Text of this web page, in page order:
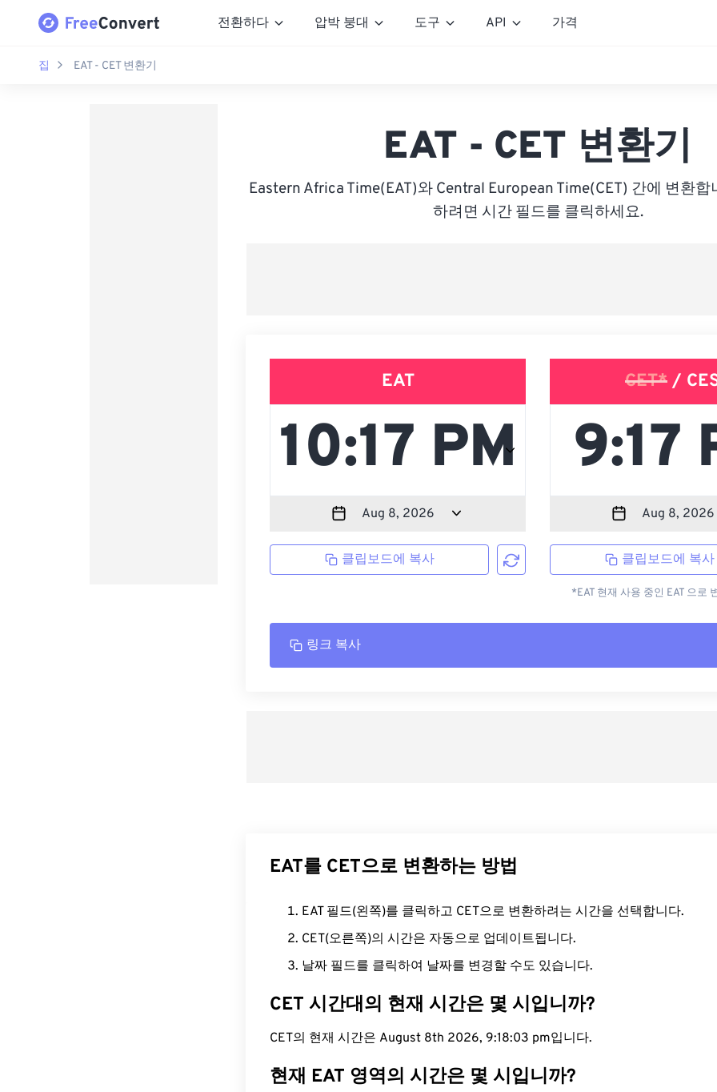
전환하다 압박 붕대 도구 API 가격
집 EAT - CET 변환기
EAT - CET 변환기
Eastern Africa Time(EAT)와 Central European Time(CET) 간에 변환합
하려면 시간 필드를 클릭하세요.
EAT
클립보드에 복사
CET* /
클립보드에 복사
*EAT 현재 사용 중인 EAT 으로
링크 복사
EAT를 CET으로 변환하는 방법
EAT 필드(왼쪽)를 클릭하고 CET으로 변환하려는 시간을 선택합니다.
CET(오른쪽)의 시간은 자동으로 업데이트됩니다.
날짜 필드를 클릭하여 날짜를 변경할 수도 있습니다.
CET 시간대의 현재 시간은 몇 시입니까?
CET의 현재 시간은 August 8th 2026, 9:18:04 pm입니다.
현재 EAT 영역의 시간은 몇 시입니까?